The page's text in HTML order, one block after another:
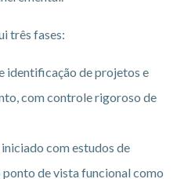
três fases:
identificação de projetos e
com controle rigoroso de
com estudos de
de vista funcional como